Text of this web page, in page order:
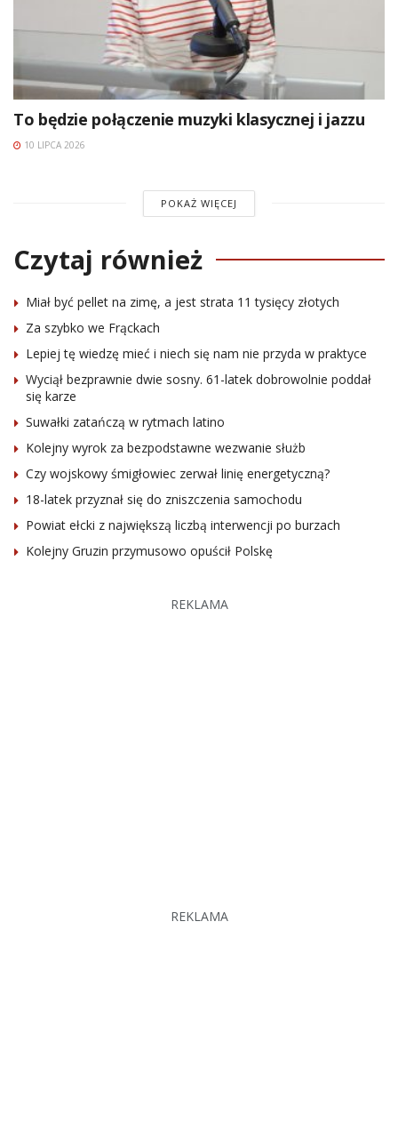
To będzie połączenie muzyki klasycznej i jazzu
10 LIPCA 2026
POKAŻ WIĘCEJ
Czytaj również
Miał być pellet na zimę, a jest strata 11 tysięcy złotych
Za szybko we Frąckach
Lepiej tę wiedzę mieć i niech się nam nie przyda w praktyce
Wyciął bezprawnie dwie sosny. 61-latek dobrowolnie poddał
się karze
Suwałki zatańczą w rytmach latino
Kolejny wyrok za bezpodstawne wezwanie służb
Czy wojskowy śmigłowiec zerwał linię energetyczną?
18-latek przyznał się do zniszczenia samochodu
Powiat ełcki z największą liczbą interwencji po burzach
Kolejny Gruzin przymusowo opuścił Polskę
REKLAMA
REKLAMA